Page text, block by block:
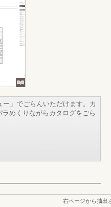
」でごらんいただけます。カ
めくりながらカタログをごら
右ページから抽出